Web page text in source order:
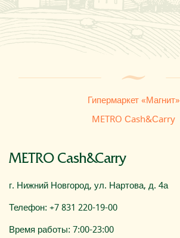
Гипермаркет «Магнит»
METRO Сash&Сarry
METRO Сash&Сarry
г. Нижний Новгород, ул. Нартова, д. 4а
Телефон: +7 831 220-19-00
Время работы: 7:00-23:00
О компании